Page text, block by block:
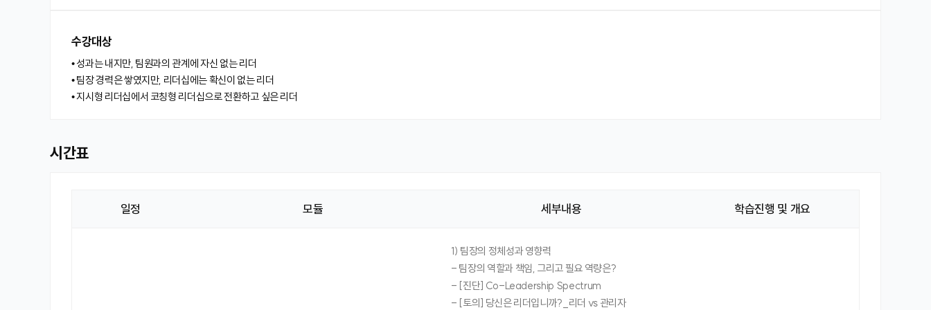
수강대상
• 성과는 내지만, 팀원과의 관계에 자신 없는 리더
• 팀장 경력은 쌓였지만, 리더십에는 확신이 없는 리더
• 지시형 리더십에서 코칭형 리더십으로 전환하고 싶은 리더
시간표
일정 모듈 세부내용 학습진행 및 개요
1) 팀장의 정체성과 영향력
- 팀장의 역할과 책임, 그리고 필요 역량은?
- [진단] Co-Leadership Spectrum
- [토의] 당신은 리더입니까?_리더 vs 관리자